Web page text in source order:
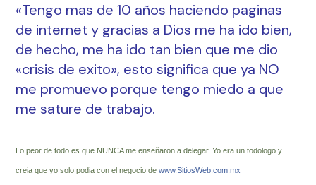
«Tengo mas de 10 años haciendo paginas
de internet y gracias a Dios me ha ido bien,
de hecho, me ha ido tan bien que me dio
«crisis de exito», esto significa que ya NO
me promuevo porque tengo miedo a que
me sature de trabajo.
Lo peor de todo es que NUNCA me enseñaron a delegar. Yo era un todologo y
creia que yo solo podia con el negocio dewww.SitiosWeb.com.mx